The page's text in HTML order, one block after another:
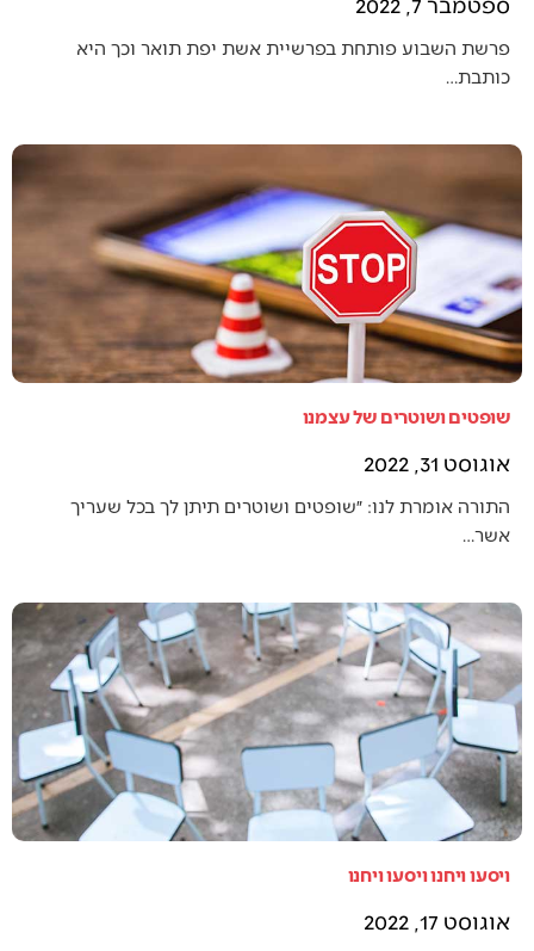
פרשת השבוע פותחת בפרשיית אשת יפת תואר וכך היא
כותבת…
שופטים ושוטרים של עצמנו
אוגוסט 31, 2022
התורה אומרת לנו: ״שופטים ושוטרים תיתן לך בכל שעריך
אשר…
ויסעו ויחנו ויסעו ויחנו
אוגוסט 17, 2022